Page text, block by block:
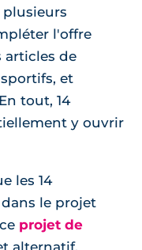
l'offre
articles de
et
tout, 14
y ouvrir
les 14
le projet
projet de